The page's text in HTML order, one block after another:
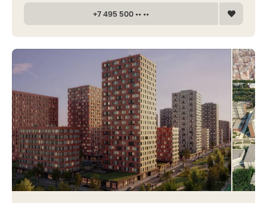
+7 495 500 •• ••